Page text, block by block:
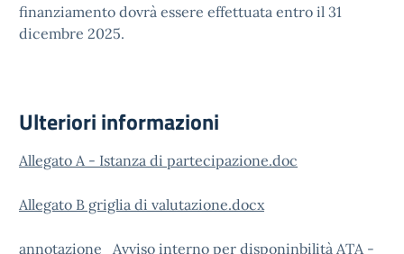
finanziamento dovrà essere effettuata entro il 31
dicembre 2025.
Ulteriori informazioni
Allegato A - Istanza di partecipazione.doc
Allegato B griglia di valutazione.docx
annotazione_Avviso interno per disponinbilità ATA -